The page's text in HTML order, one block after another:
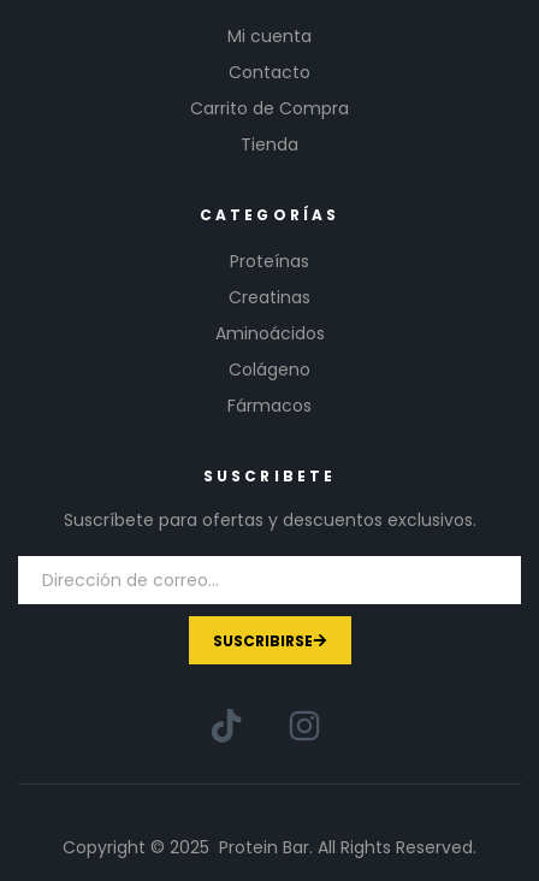
Mi cuenta
Contacto
Carrito de Compra
Tienda
CATEGORÍAS
Proteínas
Creatinas
Aminoácidos
Colágeno
Fármacos
SUSCRIBETE
Suscríbete para ofertas y descuentos exclusivos.
SUSCRIBIRSE
Copyright © 2025 Protein Bar. All Rights Reserved.